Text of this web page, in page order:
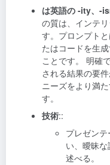
は英語の -ity、-
の質は、インテ
す。プロンプト
たはコードを生
ことです。 明確
される結果の要
ニーズをより満
す。
技術::
プレゼン
い、曖昧
述べる。